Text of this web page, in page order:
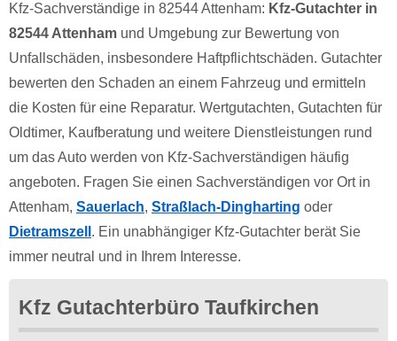
Kfz-Sachverständige in 82544 Attenham: Kfz-Gutachter in
82544 Attenham und Umgebung zur Bewertung von
Unfallschäden, insbesondere Haftpflichtschäden. Gutachter
bewerten den Schaden an einem Fahrzeug und ermitteln
die Kosten für eine Reparatur. Wertgutachten, Gutachten für
Oldtimer, Kaufberatung und weitere Dienstleistungen rund
um das Auto werden von Kfz-Sachverständigen häufig
angeboten. Fragen Sie einen Sachverständigen vor Ort in
Attenham, Sauerlach, Straßlach-Dingharting oder
Dietramszell . Ein unabhängiger Kfz-Gutachter berät Sie
immer neutral und in Ihrem Interesse.
Kfz Gutachterbüro Taufkirchen